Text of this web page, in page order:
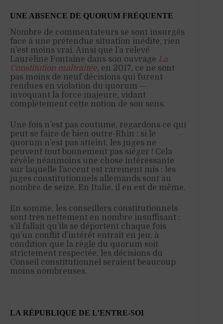
UNE ABSENCE DE QUORUM FRÉQUENTE
Nombre de commentateurs se sont insurgés
face à une prétendue situation inédite, rien
n’est moins vrai. Ainsi que l’a relevé
Lauréline Fontaine dans son ouvrage La
Constitution maltraitée, en 2017, ce ne sont
pas moins de neuf décisions qui furent
rendues en violation du quorum —
invoquant la force majeure, vidant
complètement cette notion de son sens.
Une fois n’est pas coutume, regardons ce qui
peut se faire de bien outre-Rhin : si le
quorum n’est pas atteint, les juges ne
peuvent tout bonnement pas siéger ! Cela
révèle néanmoins une chose intéressante
sur laquelle l’accent est rarement mis : les
juges constitutionnels allemands sont au
nombre de seize. En Italie, il en est de même.
En somme, les conseillers constitutionnels
sont très nettement en nombre insuffisant :
s’il fallait qu’ils se déportent chaque fois
qu’un conflit d’intérêt entrait en jeu, à
condition que la règle du quorum soit
strictement respectée, les décisions du
Conseil constitutionnel seraient beaucoup
moins nombreuses.
LA RÉPUBLIQUE DE L’ENTRE-SOI